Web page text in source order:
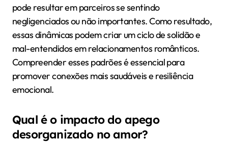
pode resultar em parceiros se sentindo
negligenciados ou não importantes. Como resultado,
essas dinâmicas podem criar um ciclo de solidão e
mal-entendidos em relacionamentos românticos.
Compreender esses padrões é essencial para
promover conexões mais saudáveis e resiliência
emocional.
Qual é o impacto do apego
desorganizado no amor?